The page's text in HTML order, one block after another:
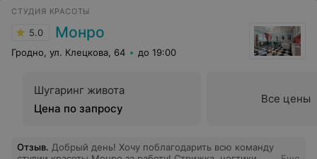
СТУДИЯ КРАСОТЫ
5.0 Монро
Гродно, ул. Клецкова, 64 до 19:00
Шугаринг живота
Цена по запросу
Все цены
Отзыв. Добрый день! Хочу поблагодарить всю команду